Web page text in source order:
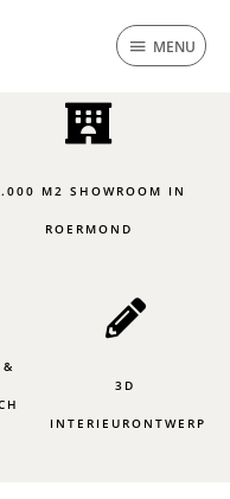
MENU
M2 SHOWROOM IN
ROERMOND
3D
INTERIEURONTWERP